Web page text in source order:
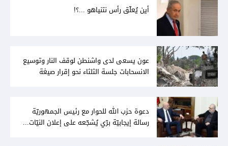
أين يُعلّق رأس نتنياهو ...؟!
عون يسعى لدى واشنطن لوقف النار وتوسيع
الانسحابات جلسة الثلثاء نحو إقرار صيغة
دعوة حزب الله للحوار مع رئيس الجمهوريّة
رسالة إيجابيّة برّي يُشجّعه على إعلان النيّات...